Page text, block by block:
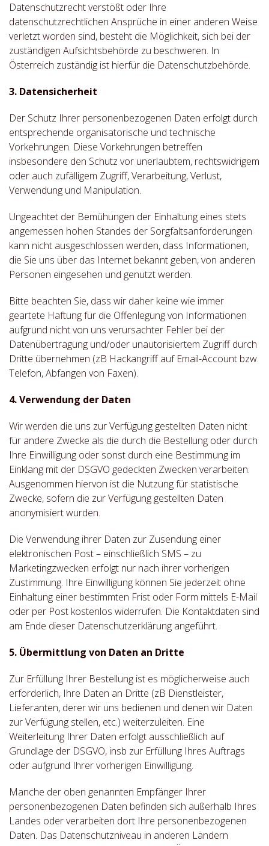
Datenschutzrecht verstößt oder Ihre
datenschutzrechtlichen Ansprüche in einer anderen Weise
verletzt worden sind, besteht die Möglichkeit, sich bei der
zuständigen Aufsichtsbehörde zu beschweren. In
Österreich zuständig ist hierfür die Datenschutzbehörde.
3. Datensicherheit
Der Schutz Ihrer personenbezogenen Daten erfolgt durch
entsprechende organisatorische und technische
Vorkehrungen. Diese Vorkehrungen betreffen
insbesondere den Schutz vor unerlaubtem, rechtswidrigem
oder auch zufälligem Zugriff, Verarbeitung, Verlust,
Verwendung und Manipulation.
Ungeachtet der Bemühungen der Einhaltung eines stets
angemessen hohen Standes der Sorgfaltsanforderungen
kann nicht ausgeschlossen werden, dass Informationen,
die Sie uns über das Internet bekannt geben, von anderen
Personen eingesehen und genutzt werden.
Bitte beachten Sie, dass wir daher keine wie immer
geartete Haftung für die Offenlegung von Informationen
aufgrund nicht von uns verursachter Fehler bei der
Datenübertragung und/oder unautorisiertem Zugriff durch
Dritte übernehmen (zB Hackangriff auf Email-Account bzw.
Telefon, Abfangen von Faxen).
4. Verwendung der Daten
Wir werden die uns zur Verfügung gestellten Daten nicht
für andere Zwecke als die durch die Bestellung oder durch
Ihre Einwilligung oder sonst durch eine Bestimmung im
Einklang mit der DSGVO gedeckten Zwecken verarbeiten.
Ausgenommen hiervon ist die Nutzung für statistische
Zwecke, sofern die zur Verfügung gestellten Daten
anonymisiert wurden.
Die Verwendung ihrer Daten zur Zusendung einer
elektronischen Post – einschließlich SMS – zu
Marketingzwecken erfolgt nur nach ihrer vorherigen
Zustimmung. Ihre Einwilligung können Sie jederzeit ohne
Einhaltung einer bestimmten Frist oder Form mittels E-Mail
oder per Post kostenlos widerrufen. Die Kontaktdaten sind
am Ende dieser Datenschutzerklärung angeführt.
5. Übermittlung von Daten an Dritte
Zur Erfüllung Ihrer Bestellung ist es möglicherweise auch
erforderlich, Ihre Daten an Dritte (zB Dienstleister,
Lieferanten, derer wir uns bedienen und denen wir Daten
zur Verfügung stellen, etc.) weiterzuleiten. Eine
Weiterleitung Ihrer Daten erfolgt ausschließlich auf
Grundlage der DSGVO, insb zur Erfüllung Ihres Auftrags
oder aufgrund Ihrer vorherigen Einwilligung.
Manche der oben genannten Empfänger Ihrer
personenbezogenen Daten befinden sich außerhalb Ihres
Landes oder verarbeiten dort Ihre personenbezogenen
Daten. Das Datenschutzniveau in anderen Ländern